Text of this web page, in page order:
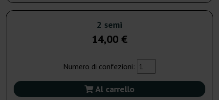
2 semi
14,00 €
Numero di confezioni:
Al carrello